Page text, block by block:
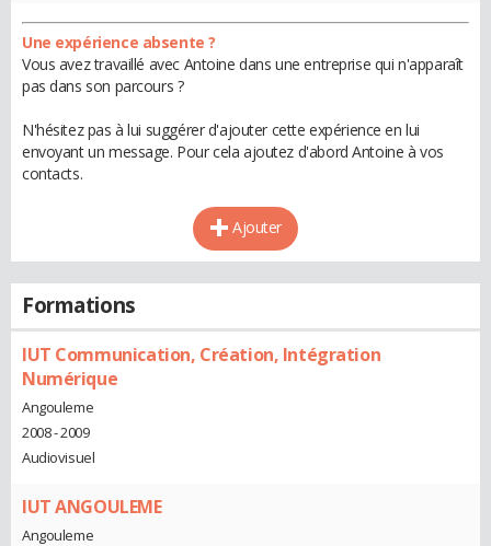
Une expérience absente ?
Vous avez travaillé avec Antoine dans une entreprise qui n'apparaît
pas dans son parcours ?
N'hésitez pas à lui suggérer d'ajouter cette expérience en lui
envoyant un message. Pour cela ajoutez d'abord Antoine à vos
contacts.
Ajouter
Formations
IUT Communication, Création, Intégration
Numérique
Angouleme
2008 - 2009
Audiovisuel
IUT ANGOULEME
Angouleme